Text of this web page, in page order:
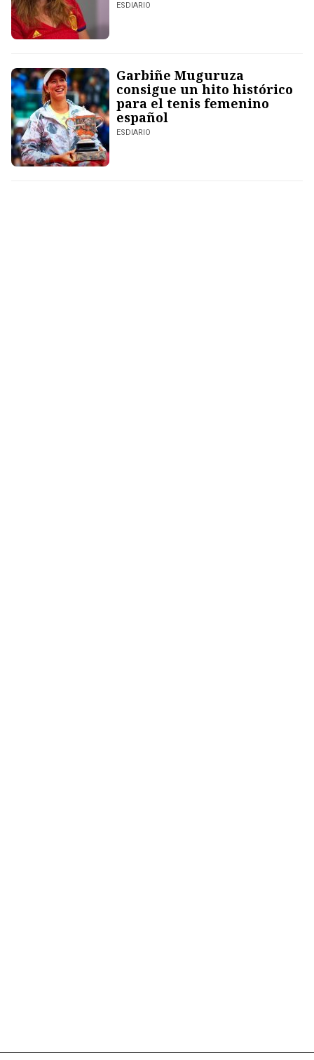
ESDIARIO
Garbiñe Muguruza
consigue un hito histórico
para el tenis femenino
español
ESDIARIO